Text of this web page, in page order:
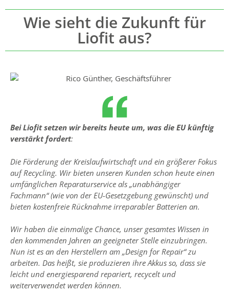
Wie sieht die Zukunft für
Liofit aus?
Bei Liofit setzen wir bereits heute um, was die EU künftig
verstärkt fordert:
Die Förderung der Kreislaufwirtschaft und ein größerer Fokus
auf Recycling. Wir bieten unseren Kunden schon heute einen
umfänglichen Reparaturservice als „unabhängiger
Fachmann“ (wie von der EU-Gesetzgebung gewünscht) und
bieten kostenfreie Rücknahme irreparabler Batterien an.
Wir haben die einmalige Chance, unser gesamtes Wissen in
den kommenden Jahren an geeigneter Stelle einzubringen.
Nun ist es an den Herstellern am „Design for Repair“ zu
arbeiten. Das heißt, sie produzieren ihre Akkus so, dass sie
leicht und energiesparend repariert, recycelt und
weiterverwendet werden können.